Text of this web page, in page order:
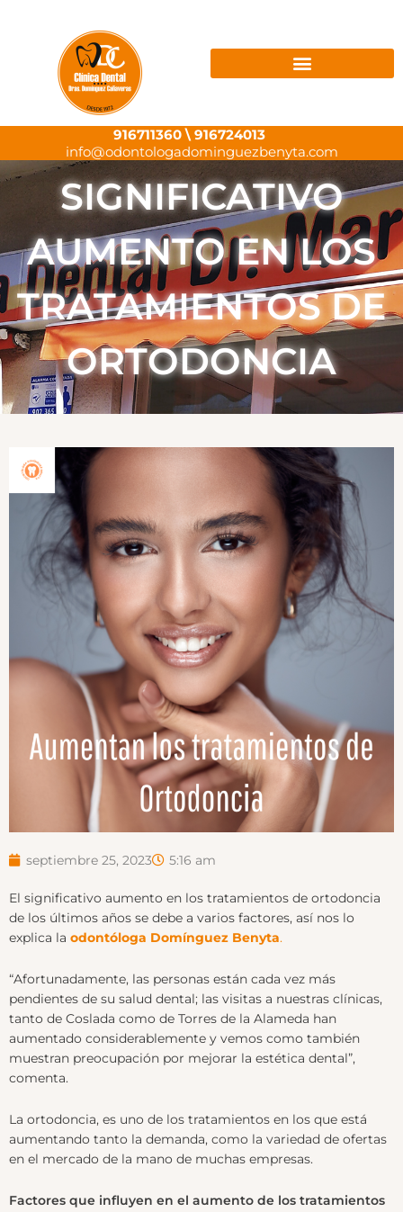
916711360\ 916724013
info@odontologadominguezbenyta.com
SIGNIFICATIVO
AUMENTO EN LOS
TRATAMIENTOS DE
ORTODONCIA
septiembre 25, 2023 5:16 am
El significativo aumento en los tratamientos de ortodoncia
de los últimos años se debe a varios factores, así nos lo
explica la odontóloga Domínguez Benyta.
“Afortunadamente, las personas están cada vez más
pendientes de su salud dental; las visitas a nuestras clínicas,
tanto de Coslada como de Torres de la Alameda han
aumentado considerablemente y vemos como también
muestran preocupación por mejorar la estética dental”,
comenta.
La ortodoncia, es uno de los tratamientos en los que está
aumentando tanto la demanda, como la variedad de ofertas
en el mercado de la mano de muchas empresas.
Factores que influyen en el aumento de los tratamientos